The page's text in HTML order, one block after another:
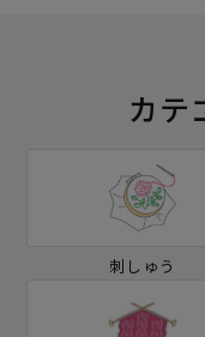
カテ
刺しゅう